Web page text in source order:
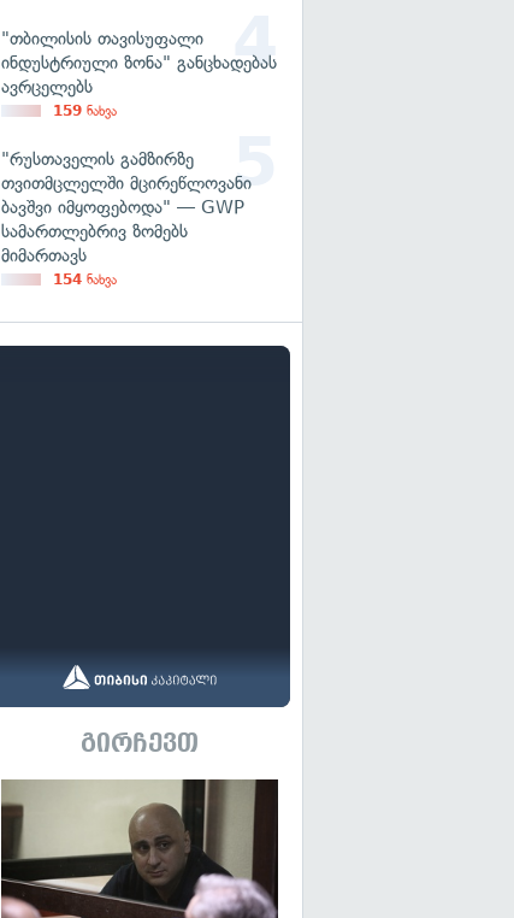
"თბილისის თავისუფალი
ინდუსტრიული ზონა" განცხადებას
ავრცელებს
159 ნახვა
"რუსთაველის გამზირზე
თვითმცლელში მცირეწლოვანი
ბავშვი იმყოფებოდა" — GWP
სამართლებრივ ზომებს
მიმართავს
154 ნახვა
გირჩევთ